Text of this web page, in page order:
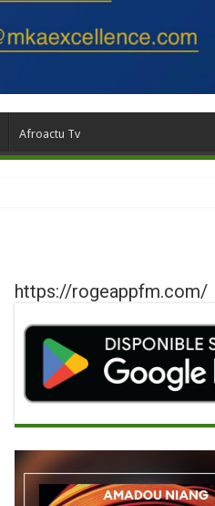
Afroactu Tv
https://rogeappfm.com/